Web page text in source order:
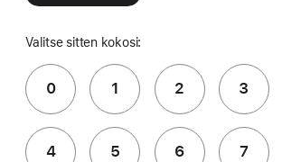
Valitse sitten kokosi:
0 1 2 3
4 5 6 7